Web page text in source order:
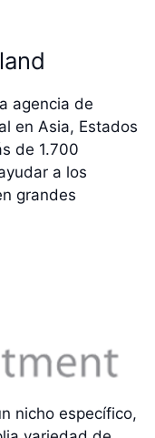
agencia de
en Asia, Estados
de 1.700
a los
grandes
nicho específico,